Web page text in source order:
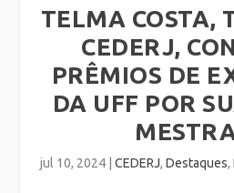
TELMA COSTA,
CEDERJ,
PRÊMIOS DE
DA UFF POR
jul 10, 2024 CEDERJ, Destaques,